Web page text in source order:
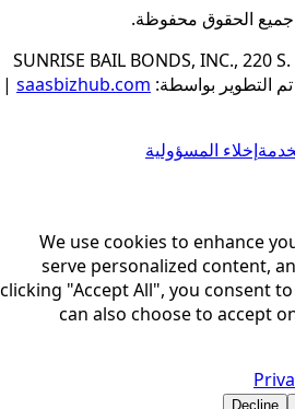
جميع الحقوق محفوظة.
SUNRISE BAIL BONDS, INC., 220 S.
تم التطوير بواسطة:
saasbizhub.com
|
إخلاء المسؤولية
We use cookies to enhance
serve personalized content,
clicking "Accept All", you consent
can also choose to accept
Decline